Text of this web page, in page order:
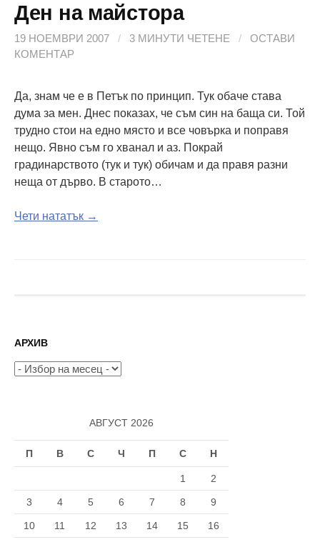
Ден на майстора
19 НОЕМВРИ 2007 / 3 МИНУТИ ЧЕТЕНЕ /
ОСТАВИ
КОМЕНТАР
Да, знам че е в Петък по принцип. Тук обаче става
дума за мен. Днес показах, че съм син на баща си. Той
трудно стои на едно място и все човърка и поправя
нещо. Явно съм го хванал и аз. Покрай
градинарството (тук и тук) обичам и да правя разни
неща от дърво. В старото…
Чети нататък →
АРХИВ
Архив
АВГУСТ 2026
П В С Ч П С Н
1 2
3 4 5 6 7 8 9
10 11 12 13 14 15 16